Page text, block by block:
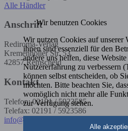
Alle Händler
Anschrift
Rediroma-Verlag
Kremenholler Str. 53
42857 Remscheid
Kontakt
Telefon: 02191 / 5923585
Telefax: 02191 / 5923586
info@rediroma-verlag.de
Wir benutzen Cookies
Wir nutzen Cookies auf unserer
ihnen sind essenziell für den
andere uns helfen, diese
Nutzererfahrung zu verbessern
können selbst entscheiden, ob
möchten. Bitte beachten Sie,
womöglich nicht mehr alle
zur Verfügung stehen.
Alle